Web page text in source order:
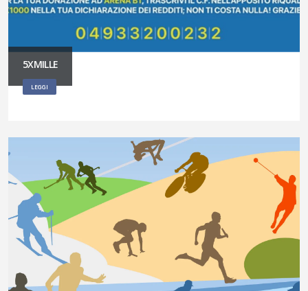
5XMILLE
LEGGI